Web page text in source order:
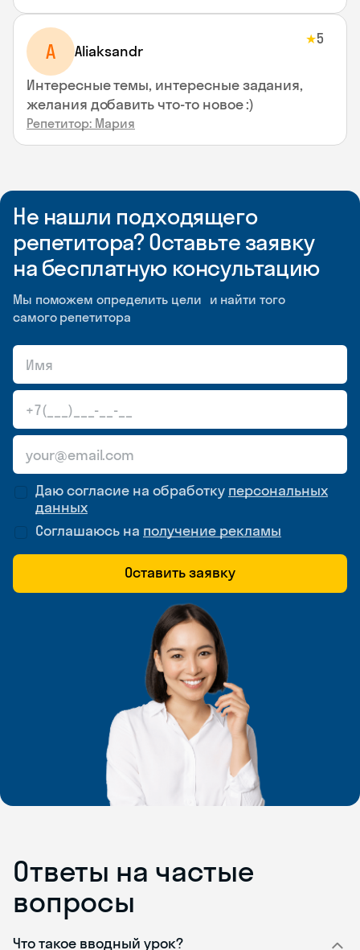
A Aliaksandr
★5
Интересные темы, интересные задания,
желания добавить что-то новое :)
Репетитор: Мария
Не нашли подходящего
репетитора? Оставьте заявку
на бесплатную консультацию
Мы поможем определить цели и найти того
самого репетитора
Даю согласие на обработку персональных
данных
Соглашаюсь на получение рекламы
Оставить заявку
Ответы на частые
вопросы
Что такое вводный урок?